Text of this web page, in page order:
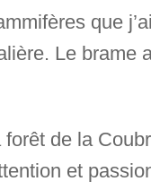
que
Le brame
de la
et